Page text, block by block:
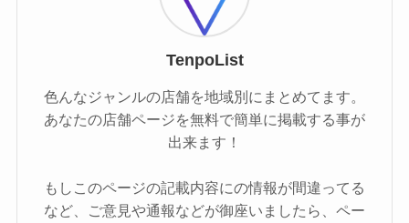
TenpoList
色んなジャンルの店舗を地域別にまとめてます。
あなたの店舗ページを無料で簡単に掲載する事が
出来ます！
もしこのページの記載内容にの情報が間違ってる
など、ご意見や通報などが御座いましたら、ペー